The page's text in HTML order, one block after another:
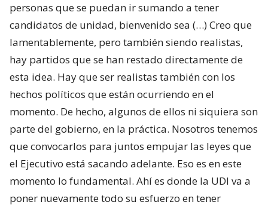
personas que se puedan ir sumando a tener
candidatos de unidad, bienvenido sea (…) Creo que
lamentablemente, pero también siendo realistas,
hay partidos que se han restado directamente de
esta idea. Hay que ser realistas también con los
hechos políticos que están ocurriendo en el
momento. De hecho, algunos de ellos ni siquiera son
parte del gobierno, en la práctica. Nosotros tenemos
que convocarlos para juntos empujar las leyes que
el Ejecutivo está sacando adelante. Eso es en este
momento lo fundamental. Ahí es donde la UDI va a
poner nuevamente todo su esfuerzo en tener